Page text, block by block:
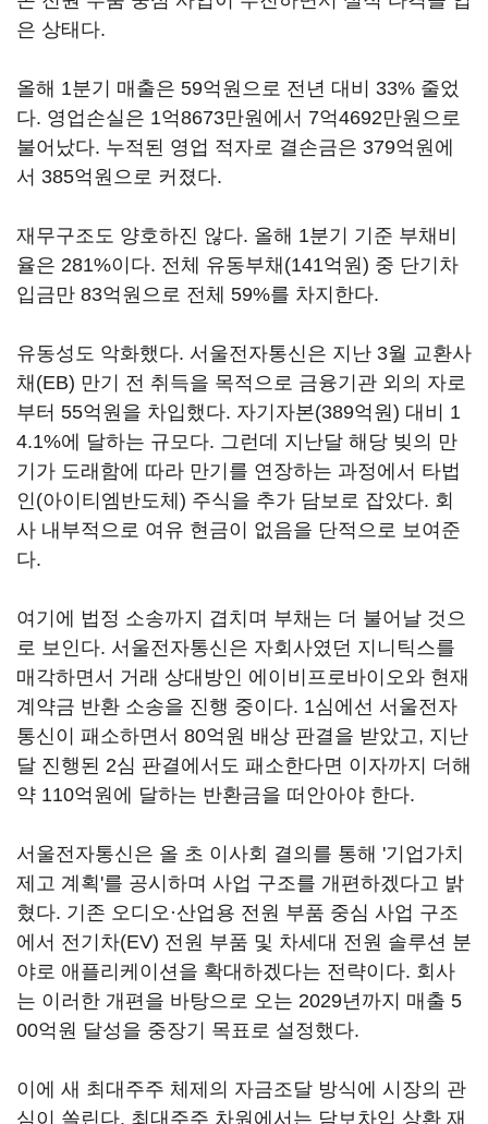
은 상태다.
올해 1분기 매출은 59억원으로 전년 대비 33% 줄었
다. 영업손실은 1억8673만원에서 7억4692만원으로
불어났다. 누적된 영업 적자로 결손금은 379억원에
서 385억원으로 커졌다.
재무구조도 양호하진 않다. 올해 1분기 기준 부채비
율은 281%이다. 전체 유동부채(141억원) 중 단기차
입금만 83억원으로 전체 59%를 차지한다.
유동성도 악화했다. 서울전자통신은 지난 3월 교환사
채(EB) 만기 전 취득을 목적으로 금융기관 외의 자로
부터 55억원을 차입했다. 자기자본(389억원) 대비 1
4.1%에 달하는 규모다. 그런데 지난달 해당 빚의 만
기가 도래함에 따라 만기를 연장하는 과정에서 타법
인(아이티엠반도체) 주식을 추가 담보로 잡았다. 회
사 내부적으로 여유 현금이 없음을 단적으로 보여준
다.
여기에 법정 소송까지 겹치며 부채는 더 불어날 것으
로 보인다. 서울전자통신은 자회사였던 지니틱스를
매각하면서 거래 상대방인 에이비프로바이오와 현재
계약금 반환 소송을 진행 중이다. 1심에선 서울전자
통신이 패소하면서 80억원 배상 판결을 받았고, 지난
달 진행된 2심 판결에서도 패소한다면 이자까지 더해
약 110억원에 달하는 반환금을 떠안아야 한다.
서울전자통신은 올 초 이사회 결의를 통해 '기업가치
제고 계획'를 공시하며 사업 구조를 개편하겠다고 밝
혔다. 기존 오디오·산업용 전원 부품 중심 사업 구조
에서 전기차(EV) 전원 부품 및 차세대 전원 솔루션 분
야로 애플리케이션을 확대하겠다는 전략이다. 회사
는 이러한 개편을 바탕으로 오는 2029년까지 매출 5
00억원 달성을 중장기 목표로 설정했다.
이에 새 최대주주 체제의 자금조달 방식에 시장의 관
심이 쏠린다. 최대주주 차원에서는 담보차입 상환 재